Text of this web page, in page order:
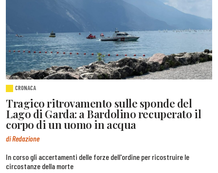
CRONACA
Tragico ritrovamento sulle sponde del
Lago di Garda: a Bardolino recuperato il
corpo di un uomo in acqua
di Redazione
In corso gli accertamenti delle forze dell'ordine per ricostruire le
circostanze della morte